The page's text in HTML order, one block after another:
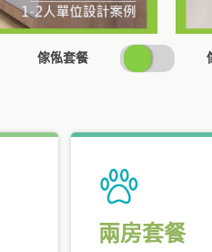
傢俬套餐
SWITCH
PRICING
兩房套餐